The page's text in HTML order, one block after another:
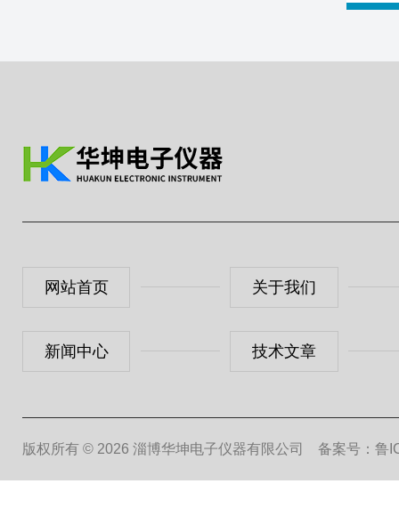
网站首页 关于我们
新闻中心 技术文章
版权所有 © 2026 淄博华坤电子仪器有限公司 备案号：鲁